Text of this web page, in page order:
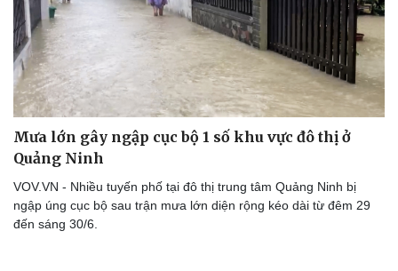
Mưa lớn gây ngập cục bộ 1 số khu vực đô thị ở
Quảng Ninh
VOV.VN - Nhiều tuyến phố tại đô thị trung tâm Quảng Ninh bị
ngập úng cục bộ sau trận mưa lớn diện rộng kéo dài từ đêm 29
đến sáng 30/6.